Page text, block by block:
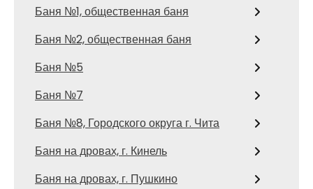
Баня №1, общественная баня
Баня №2, общественная баня
Баня №5
Баня №7
Баня №8, Городского округа г. Чита
Баня на дровах, г. Кинель
Баня на дровах, г. Пушкино